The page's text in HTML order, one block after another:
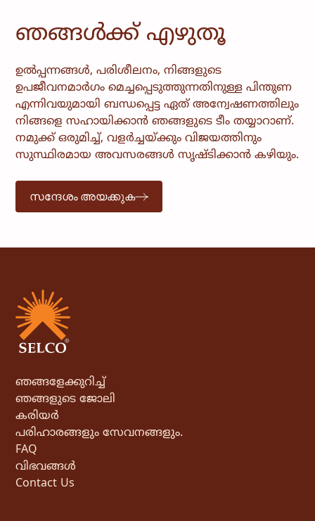
ഞങ്ങൾക്ക് എഴുതൂ
ഉൽപ്പന്നങ്ങൾ, പരിശീലനം, നിങ്ങളുടെ
ഉപജീവനമാർഗം മെച്ചപ്പെടുത്തുന്നതിനുള്ള പിന്തുണ
എന്നിവയുമായി ബന്ധപ്പെട്ട ഏത് അന്വേഷണത്തിലും
നിങ്ങളെ സഹായിക്കാൻ ഞങ്ങളുടെ ടീം തയ്യാറാണ്.
നമുക്ക് ഒരുമിച്ച്, വളർച്ചയ്ക്കും വിജയത്തിനും
സുസ്ഥിരമായ അവസരങ്ങൾ സൃഷ്ടിക്കാൻ കഴിയും.
സന്ദേശം അയക്കുക
ഞങ്ങളേക്കുറിച്ച്
ഞങ്ങളുടെ ജോലി
കരിയർ
പരിഹാരങ്ങളും സേവനങ്ങളും.
FAQ
വിഭവങ്ങൾ
Contact Us